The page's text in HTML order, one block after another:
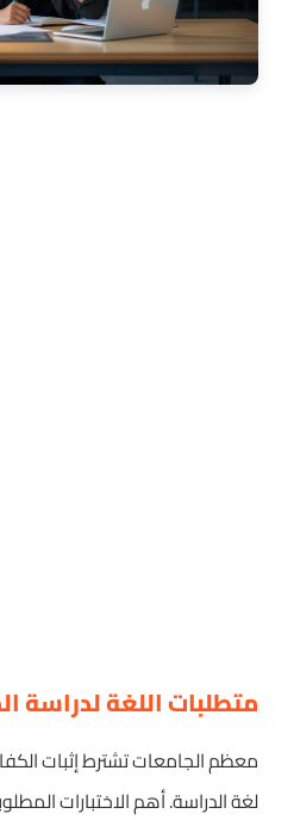
متطلبات اللغة لدراسة
معظم الجامعات تشترط إثبات
لغة الدراسة. أهم الاختبارات